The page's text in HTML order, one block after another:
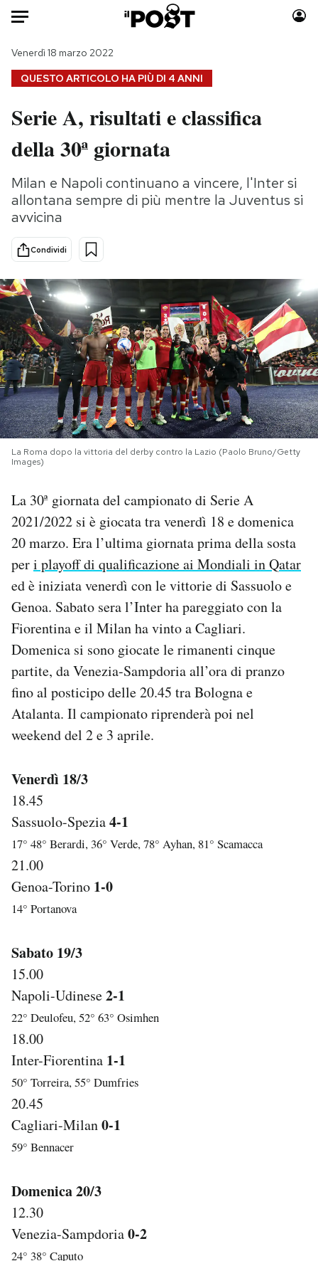
HOME
Italia
Politica
Tecnologia
Internet
Scienza
Cultura
Economia
Sport
Moda
Storie/Idee
Ok Boomer!
PODCAST
NEWSLETTER
I MIEI PREFERITI
AREA PERSONALE
Area Personale
Newsletter
Notifiche mobile
Regala il Post
Hai bisogno di aiuto?
Esci
QUESTO ARTICOLO HA PIÙ DI 4 ANNI
Venerdì 18 marzo 2022
Serie A, risultati e classifica
della 30ª giornata
Milan e Napoli continuano a vincere, l'Inter si
allontana sempre di più mentre la Juventus si
avvicina
Condividi
La Roma dopo la vittoria del derby contro la Lazio (Paolo Bruno/Getty
Images)
La 30ª giornata del campionato di Serie A
2021/2022 si è giocata tra venerdì 18 e domenica
20 marzo. Era l’ultima giornata prima della sosta
peri playoff di qualificazione ai Mondiali in Qatar
ed è iniziata venerdì con le vittorie di Sassuolo e
Genoa. Sabato sera l’Inter ha pareggiato con la
Fiorentina e il Milan ha vinto a Cagliari.
Domenica si sono giocate le rimanenti cinque
partite, da Venezia-Sampdoria all’ora di pranzo
fino al posticipo delle 20.45 tra Bologna e
Atalanta. Il campionato riprenderà poi nel
weekend del 2 e 3 aprile.
Venerdì 18/3
18.45
Sassuolo-Spezia4-1
17° 48° Berardi, 36° Verde, 78° Ayhan, 81° Scamacca
21.00
Genoa-Torino 1-0
14° Portanova
Sabato 19/3
15.00
Napoli-Udinese2-1
22° Deulofeu, 52° 63° Osimhen
18.00
Inter-Fiorentina 1-1
50° Torreira, 55° Dumfries
20.45
Cagliari-Milan0-1
59° Bennacer
Domenica 20/3
12.30
Venezia-Sampdoria0-2
24° 38° Caputo